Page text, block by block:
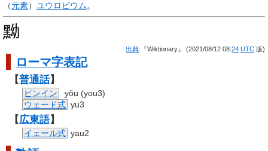
（元素） ユウロピウム。
黝
出典:『Wiktionary』 (2021/08/12 08:24 UTC 版)
ローマ字表記
【普通話】
ピンイン
yǒu (you3)
ウェード式 yu3
【広東語】
イェール式 yau2